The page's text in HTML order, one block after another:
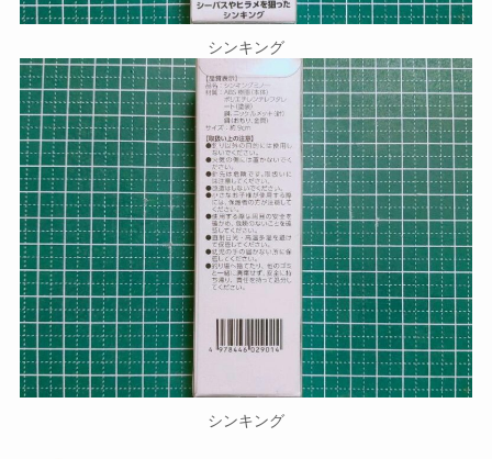
シンキング
シンキング